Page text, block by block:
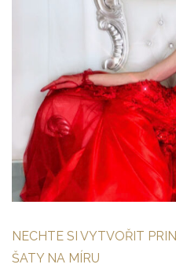
NECHTE SI VYTVOŘIT
ŠATY NA MÍRU